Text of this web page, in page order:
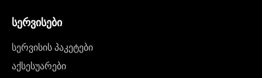
სერვისები
სერვისის პაკეტები
აქსესუარები